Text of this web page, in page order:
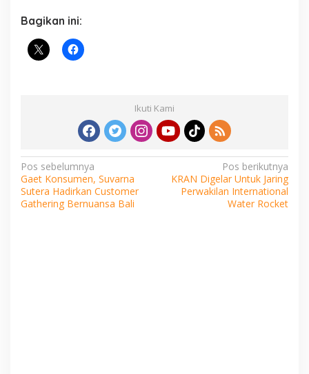
Bagikan ini:
Ikuti Kami
Navigasi
pos
Pos sebelumnya
Gaet Konsumen, Suvarna
Sutera Hadirkan Customer
Gathering Bernuansa Bali
Pos berikutnya
KRAN Digelar Untuk Jaring
Perwakilan International
Water Rocket